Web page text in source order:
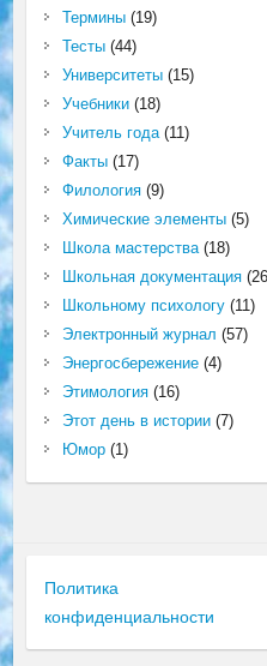
Термины(19)
Тесты(44)
Университеты(15)
Учебники(18)
Учитель года(11)
Факты(17)
Филология(9)
Химические элементы(5)
Школа мастерства(18)
Школьная документация
Школьному психологу(11)
Электронный журнал (57)
Энергосбережение(4)
Этимология(16)
Этот день в истории(7)
Юмор(1)
Политика
конфиденциальности